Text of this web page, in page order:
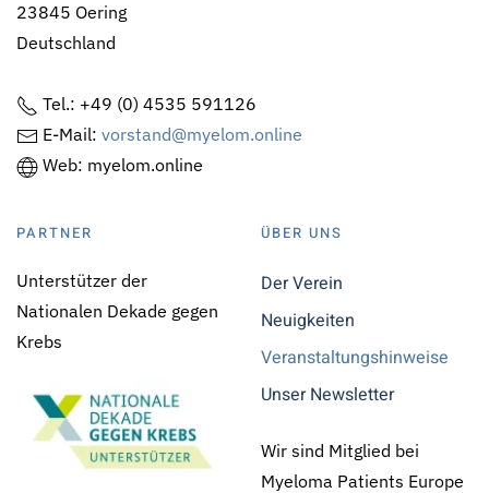
23845 Oering
Deutschland
Tel.: +49 (0) 4535 591126
E-Mail: vorstand@myelom.online
Web: myelom.online
PARTNER
Unterstützer der
Nationalen Dekade gegen
Krebs
ÜBER UNS
Der Verein
Neuigkeiten
Veranstaltungshinweise
Unser Newsletter
Wir sind Mitglied bei
Myeloma Patients Europe